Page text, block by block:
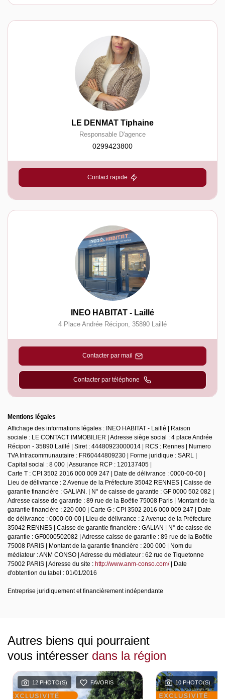
LE DENMAT Tiphaine
Responsable D'agence
0299423800
Contact rapide
INEO HABITAT - Laillé
4 Place Andrée Récipon, 35890 Laillé
Contacter par mail
Contacter par téléphone
Mentions légales
Affichage des informations légales : INEO HABITAT - Laillé | Raison
sociale : LE CONTACT IMMOBILIER | Adresse siège social : 4 place Andrée
Récipon - 35890 Laillé | Siret : 44480923000014 | RCS : Rennes | Numero
TVA Intracommunautaire : FR60444809230 | Forme juridique : SARL |
Capital social : 8 000 | Assurance RCP : 120137405 |
Carte T : CPI 3502 2016 000 009 247 | Date de délivrance : 0000-00-00 |
Lieu de délivrance : 2 Avenue de la Préfecture 35042 RENNES | Caisse de
garantie financière : GALIAN. | N° de caisse de garantie : GF 0000 502 082 |
Adresse caisse de garantie : 89 rue de la Boëtie 75008 Paris | Montant de la
garantie financière : 220 000 | Carte G : CPI 3502 2016 000 009 247 | Date
de délivrance : 0000-00-00 | Lieu de délivrance : 2 Avenue de la Préfecture
35042 RENNES | Caisse de garantie financière : GALIAN | N° de caisse de
garantie : GF0000502082 | Adresse caisse de garantie : 89 rue de la Boëtie
75008 PARIS | Montant de la garantie financière : 200 000 | Nom du
médiateur : ANM CONSO | Adresse du médiateur : 62 rue de Tiquetonne
75002 PARIS | Adresse du site : http://www.anm-conso.com/| Date
d'obtention du label : 01/01/2016
Entreprise juridiquement et financièrement indépendante
Autres biens qui pourraient
vous intéresser dans la région
12 PHOTO(S) FAVORIS 10 PHOTO(S)